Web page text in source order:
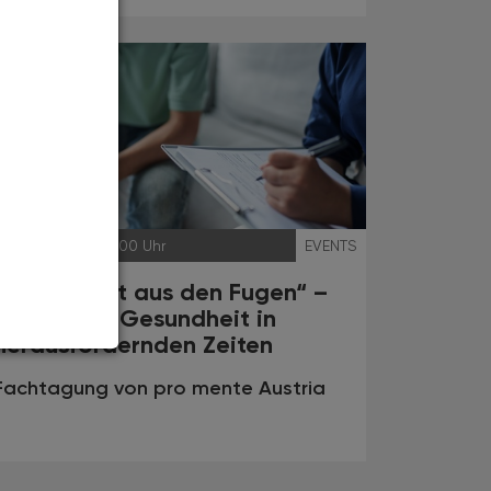
, 9.00 Uhr EVENTS
„Die Zeit ist aus den Fugen“ –
Psychische Gesundheit in
Zeiten
von pro mente Austria